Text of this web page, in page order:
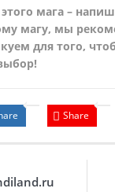
мага –
магу, мы
для того,
Share